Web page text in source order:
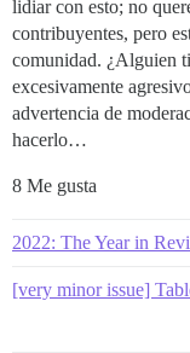
lidiar con esto; no
contribuyentes, pero
comunidad. ¿Alguien
excesivamente
advertencia de
hacerlo…
8 Me gusta
2022: The Year in
[very minor issue]